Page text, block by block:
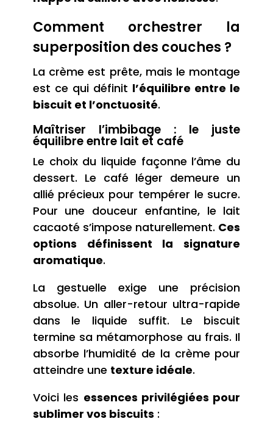
Comment orchestrer la
superposition des couches ?
La crème est prête, mais le montage
est ce qui définit l’équilibre entre le
biscuit et l’onctuosité.
Maîtriser l’imbibage : le juste
équilibre entre lait et café
Le choix du liquide façonne l’âme du
dessert. Le café léger demeure un
allié précieux pour tempérer le sucre.
Pour une douceur enfantine, le lait
cacaoté s’impose naturellement. Ces
options définissent la signature
aromatique.
La gestuelle exige une précision
absolue. Un aller-retour ultra-rapide
dans le liquide suffit. Le biscuit
termine sa métamorphose au frais. Il
absorbe l’humidité de la crème pour
atteindre une texture idéale.
Voici les essences privilégiées pour
sublimer vos biscuits :